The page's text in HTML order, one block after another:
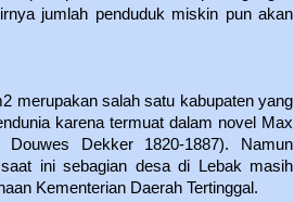
jumlah penduduk miskin pun akan
merupakan salah satu kabupaten yang
karena termuat dalam novel Max
Dekker 1820-1887). Namun
ini sebagian desa di Lebak masih
Kementerian Daerah Tertinggal.